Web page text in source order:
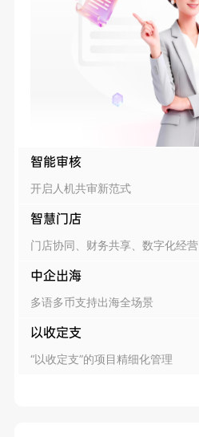
智能审核
开启人机共审新范式
智慧门店
门店协同、财务共享、数字化经营
中企出海
多语多币支持出海全场景
以收定支
“以收定支”的项目精细化管理